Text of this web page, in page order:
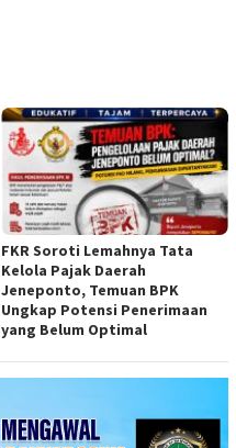
FKR Soroti Lemahnya Tata
Kelola Pajak Daerah
Jeneponto, Temuan BPK
Ungkap Potensi Penerimaan
yang Belum Optimal